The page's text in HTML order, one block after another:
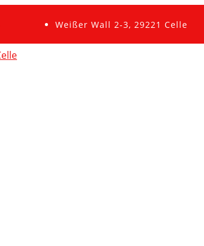
Weißer Wall 2-3, 29221 Celle